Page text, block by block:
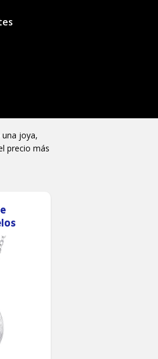
joya,
precio más